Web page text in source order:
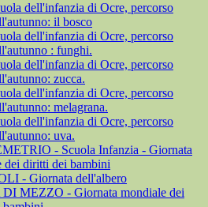
dell'infanzia di Ocre, percorso
il bosco
dell'infanzia di Ocre, percorso
: funghi.
dell'infanzia di Ocre, percorso
zucca.
dell'infanzia di Ocre, percorso
melagrana.
dell'infanzia di Ocre, percorso
uva.
- Scuola Infanzia - Giornata
dei diritti dei bambini
- Giornata dell'albero
MEZZO - Giornata mondiale dei